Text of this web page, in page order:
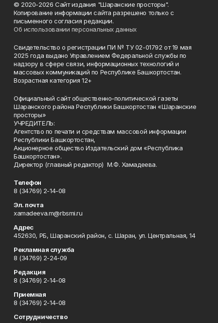
© 2020-2026 Сайт издания "Шаранские просторы".
Копирование информации сайта разрешено только с
письменного согласия редакции.
Об использовании персональных данных
Свидетельство о регистрации ПИ № ТУ 02-01792 от 19 мая
2025 года выдано Управлением Федеральной службы по
надзору в сфере связи, информационных технологий и
массовых коммуникаций по Республике Башкортостан.
Возрастная категория 12+
Официальный сайт общественно-политической газеты
Шаранского района Республики Башкортостан «Шаранские
просторы»
УЧРЕДИТЕЛЬ:
Агентство по печати и средствам массовой информации
Республики Башкортостан,
Акционерное общество Издательский дом «Республика
Башкортостан».
Директор (главный редактор) М.Ф. Хамадеева.
Телефон
8 (34769) 2-14-08
Эл. почта
xamadeeva.m@rbsmi.ru
Адрес
452630, РБ, Шаранский район, с. Шаран, ул. Центральная, 14
Рекламная служба
8 (34769) 2-24-09
Редакция
8 (34769) 2-14-08
Приемная
8 (34769) 2-14-08
Сотрудничество